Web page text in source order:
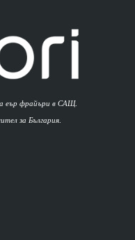
еър фрайъри в САЩ.
за България.